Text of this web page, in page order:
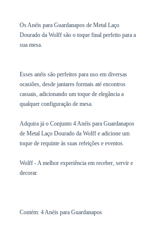
Os Anéis para Guardanapos de Metal Laço
Dourado da Wolff são o toque final perfeito para a
sua mesa.
Esses anéis são perfeitos para uso em diversas
ocasiões, desde jantares formais até encontros
casuais, adicionando um toque de elegância a
qualquer configuração de mesa.
Adquira já o Conjunto 4 Anéis para Guardanapos
de Metal Laço Dourado da Wolff e adicione um
toque de requinte às suas refeições e eventos.
Wolff - A melhor experiência em receber, servir e
decorar.
Contém: 4 Anéis para Guardanapos